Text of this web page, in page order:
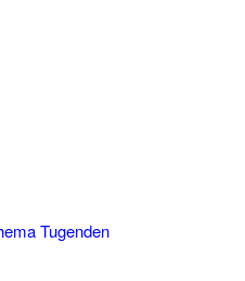
Tugenden